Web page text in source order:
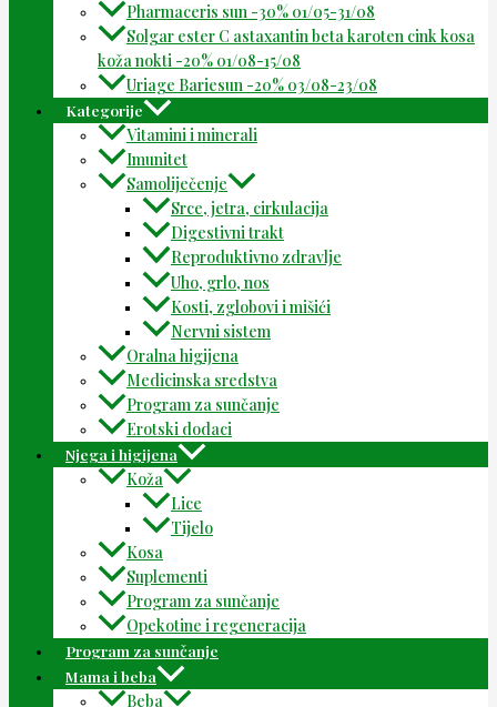
Pharmaceris sun -30% 01/05-31/08
Solgar ester C astaxantin beta karoten cink kosa
koža nokti -20% 01/08-15/08
Uriage Bariesun -20% 03/08-23/08
Kategorije
Vitamini i minerali
Imunitet
Samoliječenje
Srce, jetra, cirkulacija
Digestivni trakt
Reproduktivno zdravlje
Uho, grlo, nos
Kosti, zglobovi i mišići
Nervni sistem
Oralna higijena
Medicinska sredstva
Program za sunčanje
Erotski dodaci
Njega i higijena
Koža
Lice
Tijelo
Kosa
Suplementi
Program za sunčanje
Opekotine i regeneracija
Program za sunčanje
Mama i beba
Beba